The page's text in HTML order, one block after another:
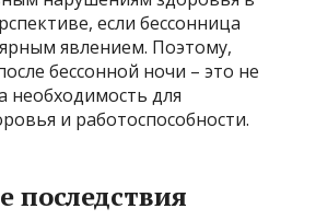
если бессонница
явлением. Поэтому,
бессонной ночи – это не
необходимость для
и работоспособности.
последствия